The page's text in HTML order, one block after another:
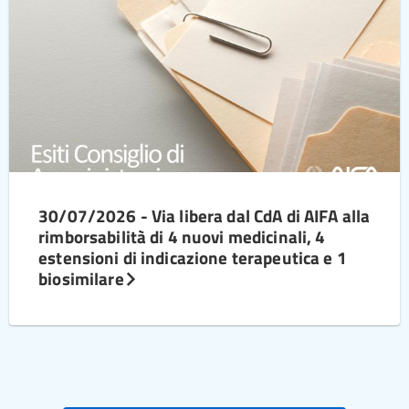
30/07/2026 - Via libera dal CdA di AIFA alla
rimborsabilità di 4 nuovi medicinali, 4
estensioni di indicazione terapeutica e 1
biosimilare